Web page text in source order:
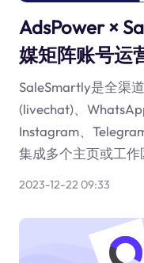
AdsPower ×
媒矩阵账号运
SaleSmartly是全渠
(livechat)、
Instagram、
集成多个主页或工作
2023-12-22 09:33